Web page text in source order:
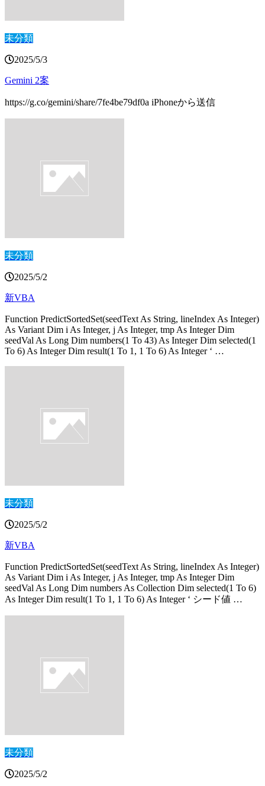
未分類
2025/5/3
Gemini 2案
https://g.co/gemini/share/7fe4be79df0a iPhoneから送信
未分類
2025/5/2
新VBA
Function PredictSortedSet(seedText As String, lineIndex As Integer)
As Variant Dim i As Integer, j As Integer, tmp As Integer Dim
seedVal As Long Dim numbers(1 To 43) As Integer Dim selected(1
To 6) As Integer Dim result(1 To 1, 1 To 6) As Integer ‘ …
未分類
2025/5/2
新VBA
Function PredictSortedSet(seedText As String, lineIndex As Integer)
As Variant Dim i As Integer, j As Integer, tmp As Integer Dim
seedVal As Long Dim numbers As Collection Dim selected(1 To 6)
As Integer Dim result(1 To 1, 1 To 6) As Integer ‘ シード値 …
未分類
2025/5/2